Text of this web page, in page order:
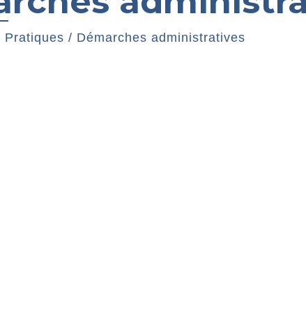
Pratiques / Démarches administratives